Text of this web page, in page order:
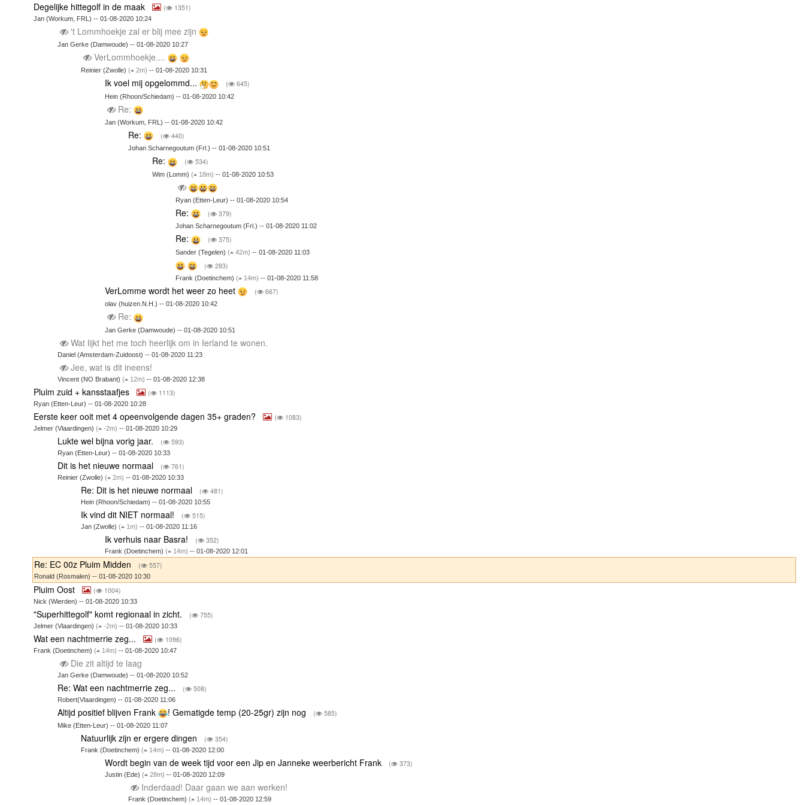
Degelijke hittegolf in de maak ( 1351)
Jan (Workum, FRL) -- 01-08-2020 10:24
't Lommhoekje zal er blij mee zijn
Jan Gerke (Damwoude) -- 01-08-2020 10:27
VerLommhoekje....
Reinier (Zwolle)( 2m) -- 01-08-2020 10:31
Ik voel mij opgelommd... ( 645)
Hein (Rhoon/Schiedam) -- 01-08-2020 10:42
Re:
Jan (Workum, FRL) -- 01-08-2020 10:42
Re: ( 440)
Johan Scharnegoutum (Frl.) -- 01-08-2020 10:51
Re: ( 534)
Wim (Lomm) ( 18m) -- 01-08-2020 10:53
Ryan (Etten-Leur) -- 01-08-2020 10:54
Re: ( 379)
Johan Scharnegoutum (Frl.) -- 01-08-2020 11:02
Re: ( 375)
Sander (Tegelen) ( 42m) -- 01-08-2020 11:03
( 283)
Frank (Doetinchem) ( 14m) -- 01-08-2020 11:58
VerLomme wordt het weer zo heet ( 667)
olav (huizen.N.H.) -- 01-08-2020 10:42
Re:
Jan Gerke (Damwoude) -- 01-08-2020 10:51
Wat lijkt het me toch heerlijk om in Ierland te wonen.
Daniel (Amsterdam-Zuidoost) -- 01-08-2020 11:23
Jee, wat is dit ineens!
Vincent (NO Brabant) ( 12m) -- 01-08-2020 12:38
Pluim zuid + kansstaafjes ( 1113)
Ryan (Etten-Leur) -- 01-08-2020 10:28
Eerste keer ooit met 4 opeenvolgende dagen 35+ graden? ( 1083)
Jelmer (Vlaardingen)( -2m) -- 01-08-2020 10:29
Lukte wel bijna vorig jaar. ( 593)
Ryan (Etten-Leur) -- 01-08-2020 10:33
Dit is het nieuwe normaal ( 761)
Reinier (Zwolle) ( 2m) -- 01-08-2020 10:33
Re: Dit is het nieuwe normaal ( 481)
Hein (Rhoon/Schiedam) -- 01-08-2020 10:55
Ik vind dit NIET normaal! ( 515)
Jan (Zwolle)( 1m) -- 01-08-2020 11:16
Ik verhuis naar Basra! ( 352)
Frank (Doetinchem) ( 14m) -- 01-08-2020 12:01
Re: EC 00z Pluim Midden ( 557)
Ronald (Rosmalen) -- 01-08-2020 10:30
Pluim Oost ( 1004)
Nick (Wierden) -- 01-08-2020 10:33
"Superhittegolf" komt regionaal in zicht. ( 755)
Jelmer (Vlaardingen)( -2m) -- 01-08-2020 10:33
Wat een nachtmerrie zeg... ( 1096)
Frank (Doetinchem)( 14m) -- 01-08-2020 10:47
Die zit altijd te laag
Jan Gerke (Damwoude) -- 01-08-2020 10:52
Re: Wat een nachtmerrie zeg... ( 508)
Robert(Vlaardingen) -- 01-08-2020 11:06
Altijd positief blijven Frank ! Gematigde temp (20-25gr) zijn nog ( 585)
Mike (Etten-Leur) -- 01-08-2020 11:07
Natuurlijk zijn er ergere dingen ( 354)
Frank (Doetinchem)( 14m) -- 01-08-2020 12:00
Wordt begin van de week tijd voor een Jip en Janneke weerbericht Frank ( 373)
Justin (Ede) ( 28m) -- 01-08-2020 12:09
Inderdaad! Daar gaan we aan werken!
Frank (Doetinchem)( 14m) -- 01-08-2020 12:59